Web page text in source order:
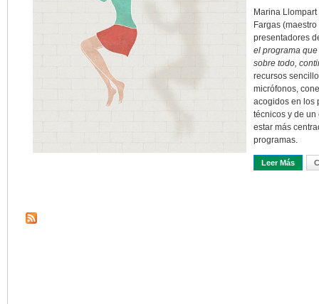
Marina
Fargas
presentadores
el programa
sobre todo,
recursos
micrófonos,
acogidos en los
técnicos y de
estar más
programas.
Leer Más